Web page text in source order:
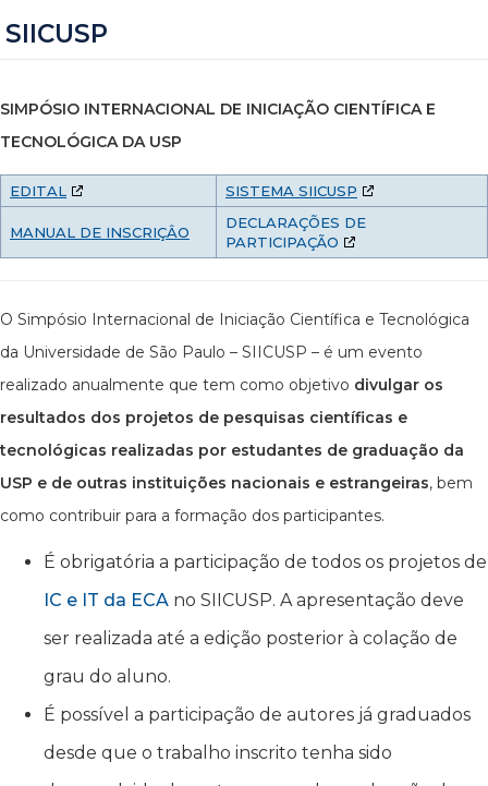
SIICUSP
SIMPÓSIO INTERNACIONAL DE INICIAÇÃO CIENTÍFICA E
TECNOLÓGICA DA USP
EDITAL SISTEMA SIICUSP
MANUAL DE INSCRIÇÂO
DECLARAÇÕES DE
PARTICIPAÇÃO
O Simpósio Internacional de Iniciação Científica e Tecnológica
da Universidade de São Paulo – SIICUSP – é um evento
realizado anualmente que tem como objetivo divulgar os
resultados dos projetos de pesquisas científicas e
tecnológicas realizadas por estudantes de graduação da
USP e de outras instituições nacionais e estrangeiras, bem
como contribuir para a formação dos participantes.
É obrigatória a participação de todos os projetos de
IC e IT da ECA no SIICUSP. A apresentação deve
ser realizada até a edição posterior à colação de
grau do aluno.
É possível a participação de autores já graduados
desde que o trabalho inscrito tenha sido